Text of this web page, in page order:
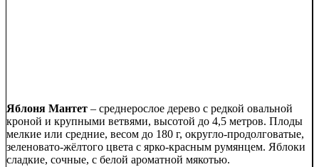
Яблоня Мантет – среднерослое дерево с редкой овальной
кроной и крупными ветвями, высотой до 4,5 метров. Плоды
мелкие или средние, весом до 180 г, округло-продолговатые,
зеленовато-жёлтого цвета с ярко-красным румянцем. Яблоки
сладкие, сочные, с белой ароматной мякотью.